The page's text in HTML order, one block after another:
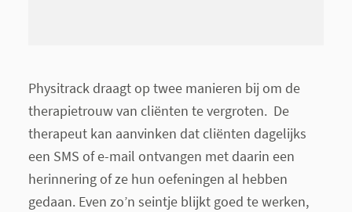
Physitrack draagt op twee manieren bij om de
therapietrouw van cliënten te vergroten. De
therapeut kan aanvinken dat cliënten dagelijks
een SMS of e-mail ontvangen met daarin een
herinnering of ze hun oefeningen al hebben
gedaan. Even zo’n seintje blijkt goed te werken,